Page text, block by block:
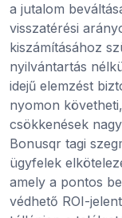
a jutalom
visszatérési
kiszámításához
nyilvántartás
idejű elemzést
nyomon
csökkenések
Bonusqr tagi
ügyfelek
amely a pontos
védhető ROI-